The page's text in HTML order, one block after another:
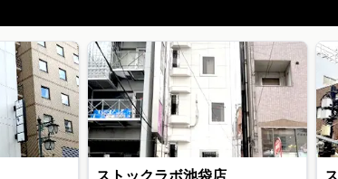
ストックラボ池袋店